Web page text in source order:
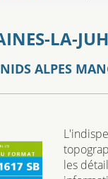
LA-
ALPES
les